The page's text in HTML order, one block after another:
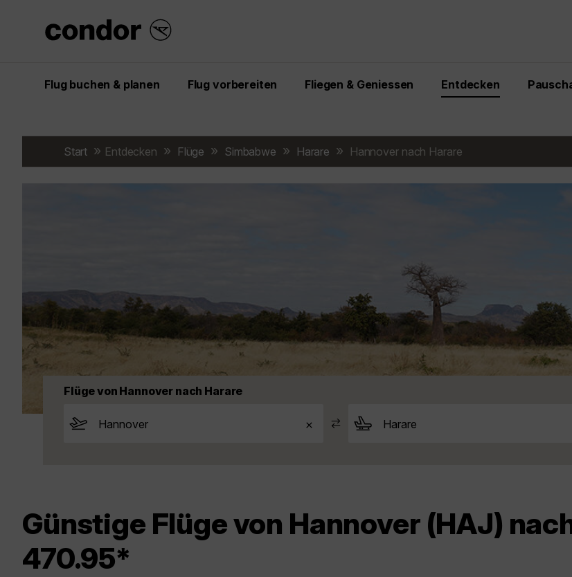
Flug buchen & planen Flug vorbereiten Fliegen & Geniessen Entdecken
Start Entdecken Flüge Simbabwe Harare Hannover nach Harare
Flüge von Hannover nach Harare
Günstige Flüge von Hannover (HAJ)
470.95*